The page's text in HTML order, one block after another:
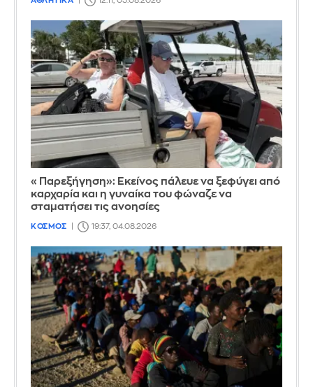
«Παρεξήγηση»: Εκείνος πάλευε να ξεφύγει από
καρχαρία και η γυναίκα του φώναζε να
σταματήσει τις ανοησίες
ΚΟΣΜΟΣ 19:37, 04.08.2026